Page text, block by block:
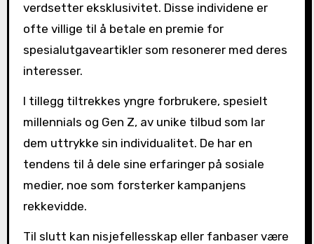
verdsetter eksklusivitet. Disse individene er
ofte villige til å betale en premie for
spesialutgaveartikler som resonerer med deres
interesser.
I tillegg tiltrekkes yngre forbrukere, spesielt
millennials og Gen Z, av unike tilbud som lar
dem uttrykke sin individualitet. De har en
tendens til å dele sine erfaringer på sosiale
medier, noe som forsterker kampanjens
rekkevidde.
Til slutt kan nisjefellesskap eller fanbaser være